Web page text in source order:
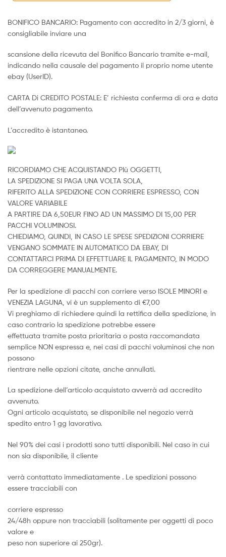
BONIFICO BANCARIO: Pagamento con accredito in 2/3 giorni, è
consigliabile inviare una
scansione della ricevuta del Bonifico Bancario tramite e-mail,
indicando nella causale del pagamento il proprio nome utente
ebay (UserID).
CARTA Di CREDITO POSTALE: E’ richiesta conferma di ora e data
dell’avvenuto pagamento.
L’accredito è istantaneo.
RICORDIAMO CHE ACQUISTANDO PIù OGGETTI,
LA SPEDIZIONE SI PAGA UNA VOLTA SOLA,
RIFERITO ALLA SPEDIZIONE CON CORRIERE ESPRESSO, CON
VALORE VARIABILE
A PARTIRE DA 6,50EUR FINO AD UN MASSIMO DI 15,00 PER
PACCHI VOLUMINOSI.
CHIEDIAMO, QUINDI, IN CASO LE SPESE SPEDIZIONI CORRIERE
VENGANO SOMMATE IN AUTOMATICO DA EBAY, DI
CONTATTARCI PRIMA DI EFFETTUARE IL PAGAMENTO, IN MODO
DA CORREGGERE MANUALMENTE.
Per la spedizione di pacchi con corriere verso ISOLE MINORI e
VENEZIA LAGUNA, vi è un supplemento di €7,00
Vi preghiamo di richiedere quindi la rettifica della spedizione, in
caso contrario la spedizione potrebbe essere
effettuata tramite posta prioritaria o posta raccomandata
semplice NON espressa e, nei casi di pacchi voluminosi che non
possono
rientrare nelle opzioni citate, anche annullati.
La spedizione dell’articolo acquistato avverrà ad accredito
avvenuto.
Ogni articolo acquistato, se disponibile nel negozio verrà
spedito entro 1 gg lavorativo.
Nel 90% dei casi i prodotti sono tutti disponibili. Nel caso in cui
non sia disponibile, il cliente
verrà contattato immediatamente . Le spedizioni possono
essere tracciabili con
corriere espresso
24/48h oppure non tracciabili (solitamente per oggetti di poco
valore e
peso non superiore ai 250gr).